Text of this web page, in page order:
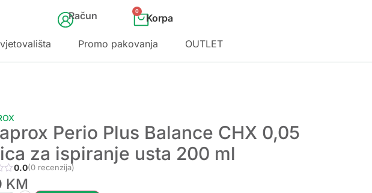
Račun 0
Promo pakovanja OUTLET
Perio Plus Balance CHX 0,05
za ispiranje usta 200 ml
0.0(0 recenzija)
KM